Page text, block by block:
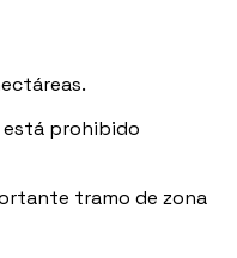
está prohibido
tramo de zona